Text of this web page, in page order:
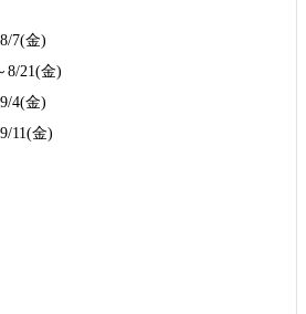
7(金)
8/21(金)
4(金)
11(金)